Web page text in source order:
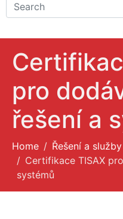
pro
řešení a
Home Řešení a služby
Certifikace TISAX
systémů